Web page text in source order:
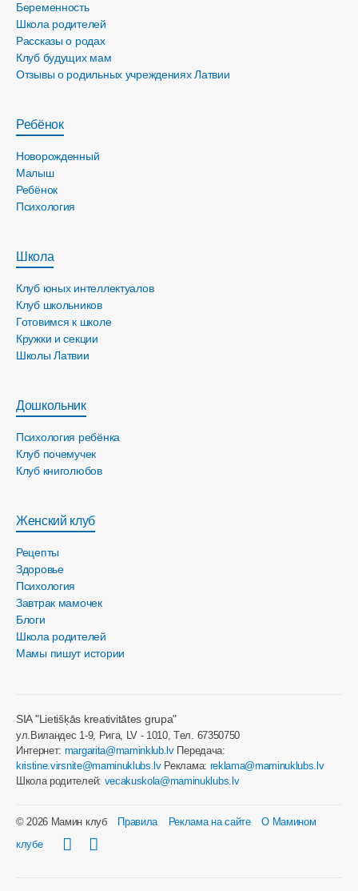
Беременность
Школа родителей
Рассказы о родах
Клуб будущих мам
Отзывы о родильных учреждениях Латвии
Ребёнок
Новорожденный
Малыш
Ребёнок
Психология
Школа
Клуб юных интеллектуалов
Клуб школьников
Готовимся к школе
Кружки и секции
Школы Латвии
Дошкольник
Психология ребёнка
Клуб почемучек
Клуб книголюбов
Женский клуб
Рецепты
Здоровье
Психология
Завтрак мамочек
Блоги
Школа родителей
Мамы пишут истории
SIA "Lietišķās kreativitātes grupa"
ул.Виландес 1-9, Рига, LV - 1010, Tел. 67350750
Интернет: margarita@maminklub.lvПередача:
kristine.virsnite@maminuklubs.lvРеклама: reklama@maminuklubs.lv
Школа родителей: vecakuskola@maminuklubs.lv
© 2026 Мамин клуб Правила Реклама на сайте
О Мамином
клубе